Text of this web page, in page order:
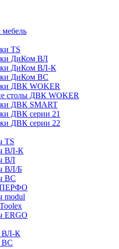
мебель
TS
ДиКом ВЛ
ДиКом ВЛ-К
ДиКом ВС
ДВК WOKER
столы ДВК WOKER
ДВК SMART
ДВК серии 21
ДВК серии 22
TS
ВЛ-К
ВЛ
ВЛ/Б
ВС
ERGO
ВЛ-К
ВС